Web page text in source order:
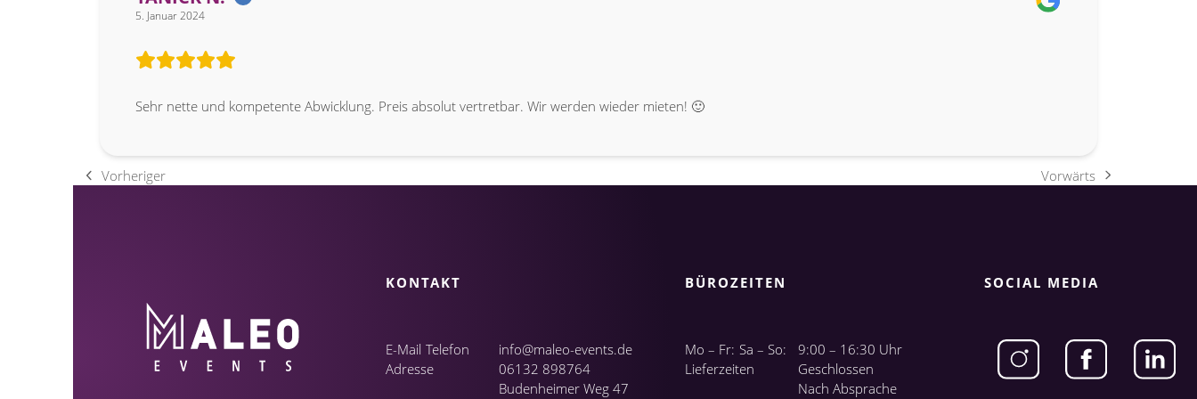
5. Januar 2024
Sehr nette und kompetente Abwicklung. Preis absolut vertretbar. Wir werden wieder mieten! 🙂
vorheriger
Vorheriger
Nächster
Vorwärts
KONTAKT
E-Mail info@maleo-events.de
Telefon
06132 898764
Adresse
Budenheimer Weg 47
BÜROZEITEN
Mo – Fr: 9:00 – 16:30 Uhr
Sa – So:
Geschlossen
Lieferzeiten
Nach Absprache
SOCIAL MEDIA